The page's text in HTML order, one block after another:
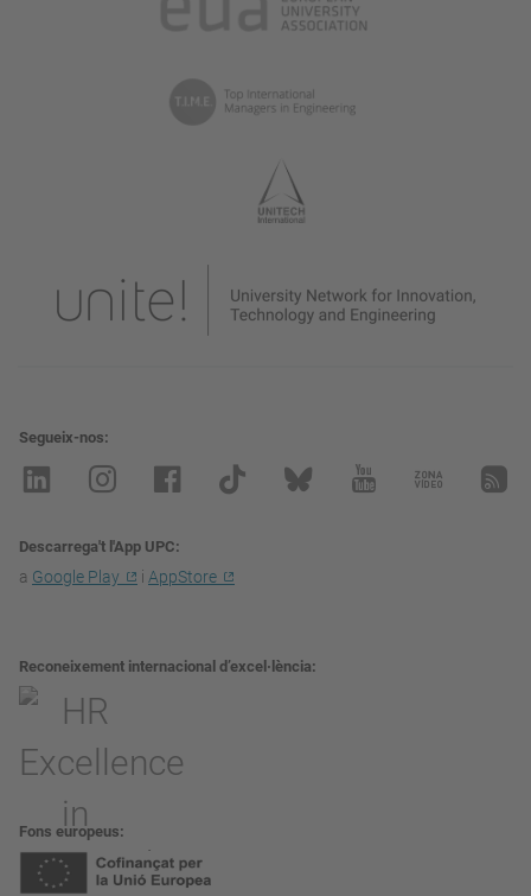
Segueix-nos
Descarrega't l'App UPC
a Google Play i AppStore
Reconeixement internacional d’excel·lència
Fons europeus